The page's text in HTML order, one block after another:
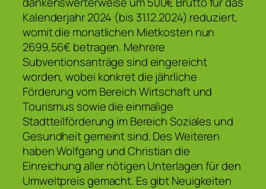
Kalenderjahr 2024 (bis 31.12.2024) reduziert,
womit die monatlichen Mietkosten nun
2699,56€ betragen. Mehrere
Subventionsanträge sind eingereicht
worden, wobei konkret die jährliche
Förderung vom Bereich Wirtschaft und
Tourismus sowie die einmalige
Stadtteilförderung im Bereich Soziales und
Gesundheit gemeint sind. Des Weiteren
haben Wolfgang und Christian die
Einreichung aller nötigen Unterlagen für den
Umweltpreis gemacht. Es gibt Neuigkeiten